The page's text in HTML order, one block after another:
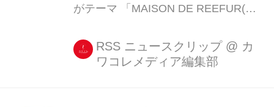
ッピングの合間に味わいたい都路里
がテーマ 「MAISON DE REEFUR(メ
ル・タレントの梨花さんがディレクシ
ョンを務める代官山の人気ショップ。
RSS ニュースクリップ @ カ
ワコレメディア編集部